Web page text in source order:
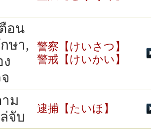
อน
ษา,
警察【けいさつ】
警戒【けいかい】
ม
จับ
逮捕【たいほ】